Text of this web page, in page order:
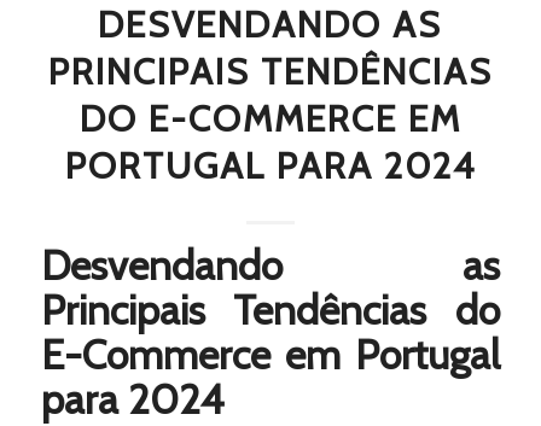
DESVENDANDO AS
PRINCIPAIS TENDÊNCIAS
DO E-COMMERCE EM
PORTUGAL PARA 2024
Desvendando as
Principais Tendências do
E-Commerce em Portugal
para 2024